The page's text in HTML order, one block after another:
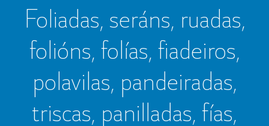
Foliadas, seráns, ruadas,
folións, folías, fiadeiros,
polavilas, pandeiradas,
triscas, panilladas, fías,